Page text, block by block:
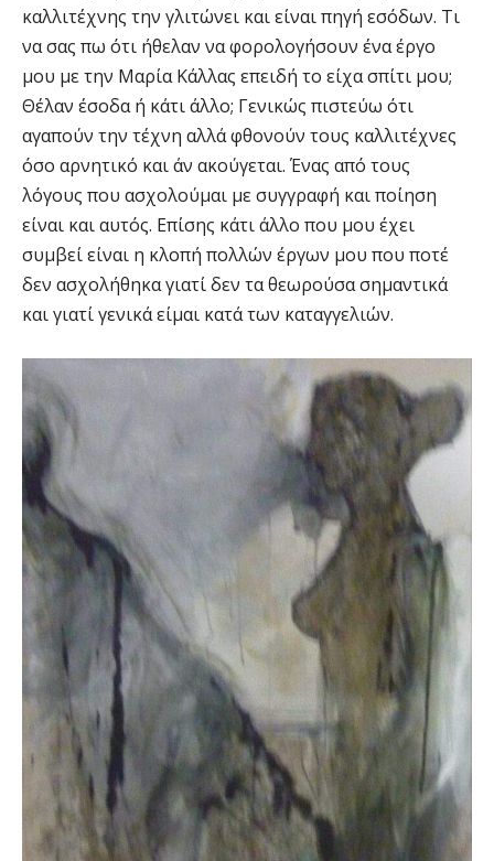
καλλιτέχνης την γλιτώνει και είναι πηγή εσόδων. Τι
να σας πω ότι ήθελαν να φορολογήσουν ένα έργο
μου με την Μαρία Κάλλας επειδή το είχα σπίτι μου;
Θέλαν έσοδα ή κάτι άλλο; Γενικώς πιστεύω ότι
αγαπούν την τέχνη αλλά φθονούν τους καλλιτέχνες
όσο αρνητικό και άν ακούγεται. Ένας από τους
λόγους που ασχολούμαι με συγγραφή και ποίηση
είναι και αυτός. Επίσης κάτι άλλο που μου έχει
συμβεί είναι η κλοπή πολλών έργων μου που ποτέ
δεν ασχολήθηκα γιατί δεν τα θεωρούσα σημαντικά
και γιατί γενικά είμαι κατά των καταγγελιών.